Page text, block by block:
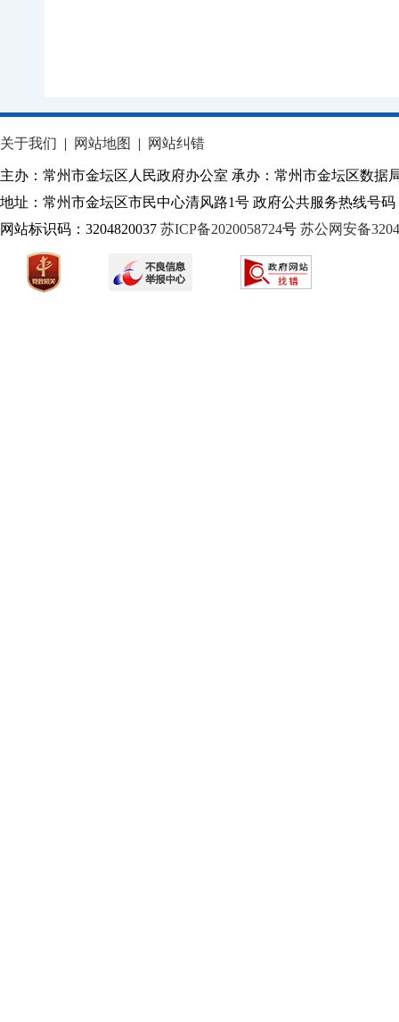
关于我们 | 网站地图 | 网站纠错
主办：常州市金坛区人民政府办公室 承办：常州市金坛区数据
地址：常州市金坛区市民中心清风路1号 政府公共服务热线号码
网站标识码：3204820037 苏ICP备2020058724号 苏公网安备